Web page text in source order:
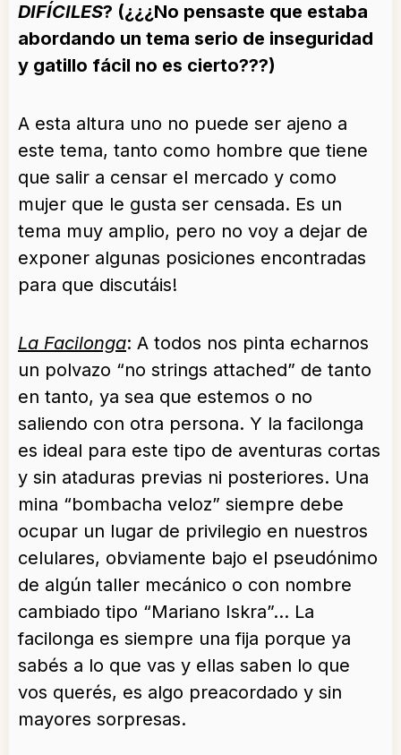
DIFÍCILES? (¿¿¿No pensaste que estaba
abordando un tema serio de inseguridad
y gatillo fácil no es cierto???)
A esta altura uno no puede ser ajeno a
este tema, tanto como hombre que tiene
que salir a censar el mercado y como
mujer que le gusta ser censada. Es un
tema muy amplio, pero no voy a dejar de
exponer algunas posiciones encontradas
para que discutáis!
La Facilonga: A todos nos pinta echarnos
un polvazo “no strings attached” de tanto
en tanto, ya sea que estemos o no
saliendo con otra persona. Y la facilonga
es ideal para este tipo de aventuras cortas
y sin ataduras previas ni posteriores. Una
mina “bombacha veloz” siempre debe
ocupar un lugar de privilegio en nuestros
celulares, obviamente bajo el pseudónimo
de algún taller mecánico o con nombre
cambiado tipo “Mariano Iskra”… La
facilonga es siempre una fija porque ya
sabés a lo que vas y ellas saben lo que
vos querés, es algo preacordado y sin
mayores sorpresas.